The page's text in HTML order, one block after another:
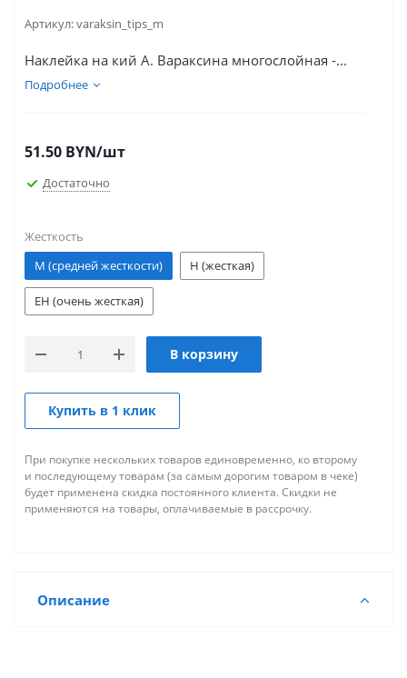
Артикул:varaksin_tips_m
Наклейка на кий А. Вараксина многослойная -...
Подробнее
51.50 BYN/шт
Достаточно
Жесткость
M (средней жесткости)
H (жесткая)
EH (очень жесткая)
В корзину
Купить в 1 клик
При покупке нескольких товаров единовременно, ко второму
и последующему товарам (за самым дорогим товаром в чеке)
будет применена скидка постоянного клиента. Скидки не
применяются на товары, оплачиваемые в рассрочку.
Описание